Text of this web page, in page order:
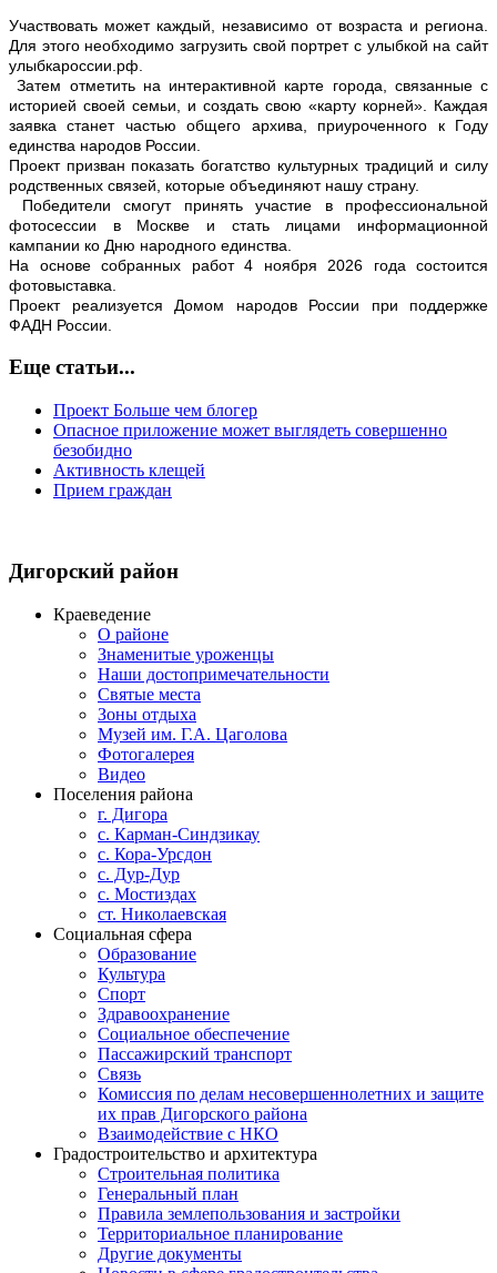
Участвовать может каждый, независимо от возраста и региона.
Для этого необходимо загрузить свой портрет с улыбкой на сайт
улыбкароссии.рф.
Затем отметить на интерактивной карте города, связанные с
историей своей семьи, и создать свою «карту корней». Каждая
заявка станет частью общего архива, приуроченного к Году
единства народов России.
Проект призван показать богатство культурных традиций и силу
родственных связей, которые объединяют нашу страну.
Победители смогут принять участие в профессиональной
фотосессии в Москве и стать лицами информационной
кампании ко Дню народного единства.
На основе собранных работ 4 ноября 2026 года состоится
фотовыставка.
Проект реализуется Домом народов России при поддержке
ФАДН России.
Еще статьи...
Проект Больше чем блогер
Опасное приложение может выглядеть совершенно
безобидно
Активность клещей
Прием граждан
Дигорский район
Краеведение
О районе
Знаменитые уроженцы
Наши достопримечательности
Святые места
Зоны отдыха
Музей им. Г.А. Цаголова
Фотогалерея
Видео
Поселения района
г. Дигора
с. Карман-Синдзикау
с. Кора-Урсдон
с. Дур-Дур
с. Мостиздах
ст. Николаевская
Социальная сфера
Образование
Культура
Спорт
Здравоохранение
Социальное обеспечение
Пассажирский транспорт
Связь
Комиссия по делам несовершеннолетних и защите
их прав Дигорского района
Взаимодействие с НКО
Градостроительство и архитектура
Строительная политика
Генеральный план
Правила землепользования и застройки
Территориальное планирование
Другие документы